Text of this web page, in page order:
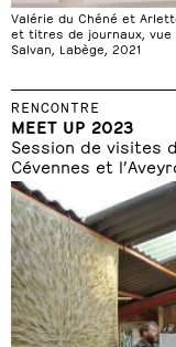
Valérie du Chéné et
et titres de journaux, vue
Salvan, Labège, 2021
RENCONTRE
MEET UP 2023
Session de visites
Cévennes et